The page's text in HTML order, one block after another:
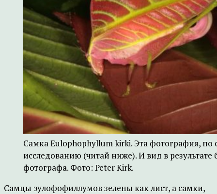
Самка Eulophophyllum kirki. Эта фотография, по
исследованию (читай ниже). И вид в результате
фотографа. Фото: Peter Kirk.
Самцы эулофофиллумов зелены как лист, а самки,